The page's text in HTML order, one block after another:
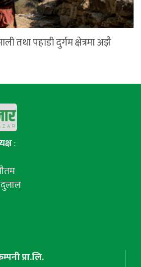
तथा पहाडी दुर्गम क्षेत्रमा अझै
:
प्रा.लि.